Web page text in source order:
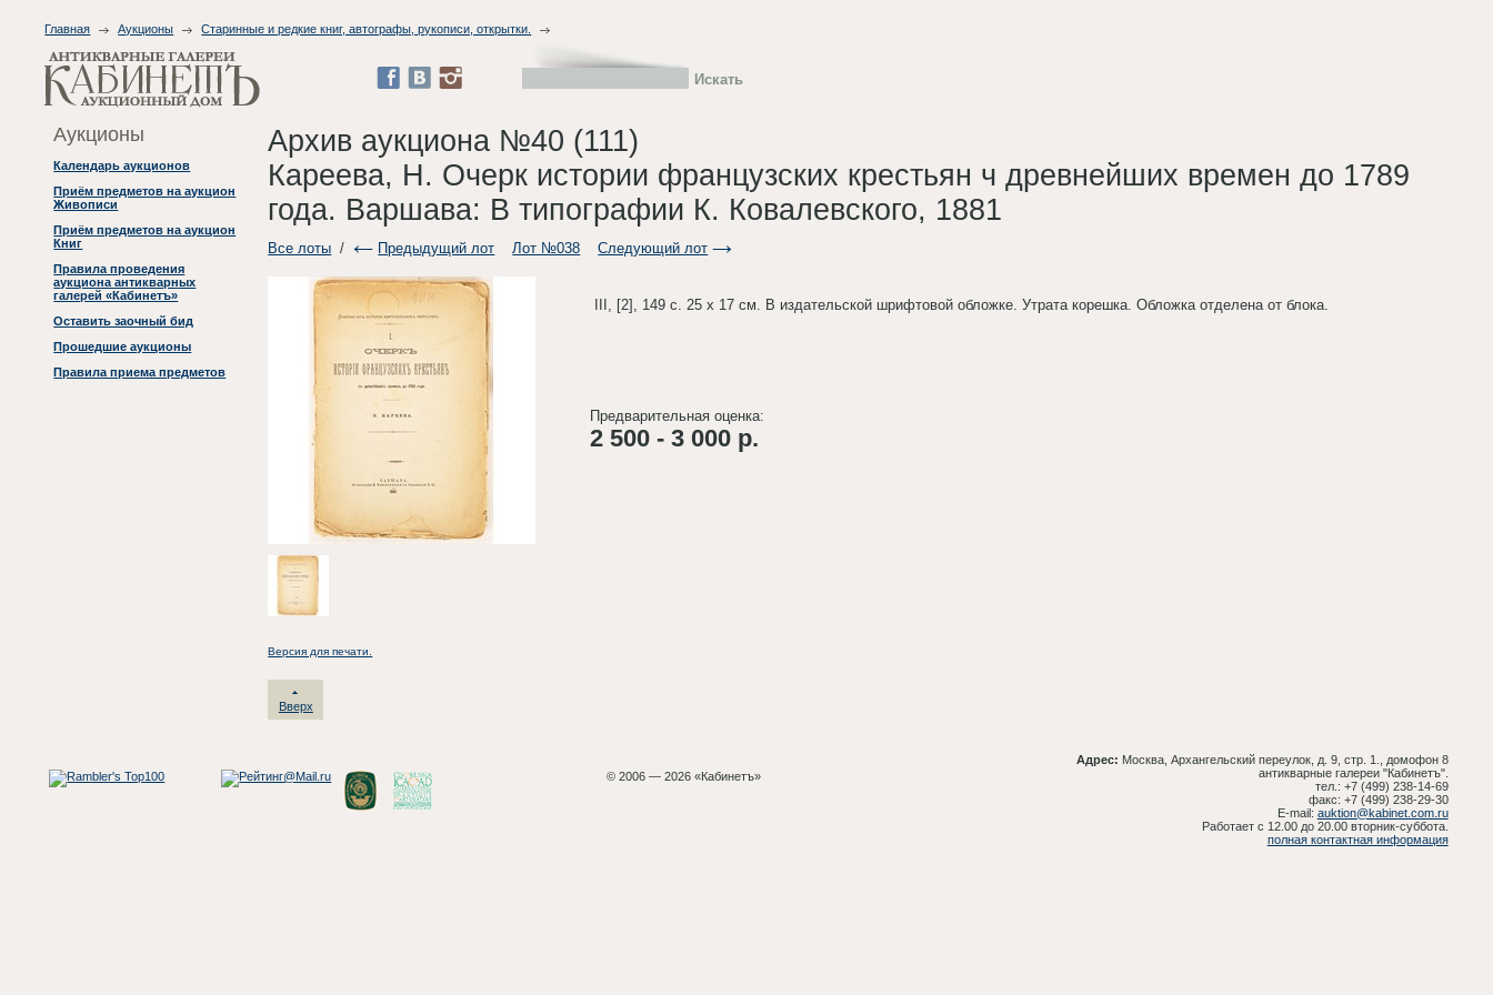
Главная Аукционы Старинные и редкие книг, автографы, рукописи, открытки.
Аукционы
Календарь аукционов
Приём предметов на аукцион
Живописи
Приём предметов на аукцион
Книг
Правила проведения
аукциона антикварных
галерей «Кабинетъ»
Оставить заочный бид
Прошедшие аукционы
Правила приема предметов
Архив аукциона №40 (111)
Кареева, Н. Очерк истории французских крестьян ч древнейших времен до 1789
года. Варшава: В типографии К. Ковалевского, 1881
Все лоты / Предыдущий лот Лот №038 Следующий лот
III, [2], 149 с. 25 х 17 см. В издательской шрифтовой обложке. Утрата корешка. Обложка отделена от блока.
Предварительная оценка:
2 500 - 3 000 р.
Версия для печати.
Вверх
Адрес: Москва, Архангельский переулок, д. 9, стр. 1., домофон 8
антикварные галереи "Кабинетъ".
тел.: +7 (499) 238-14-69
факс: +7 (499) 238-29-30
E-mail: auktion@kabinet.com.ru
Работает с 12.00 до 20.00 вторник-суббота.
полная контактная информация
© 2006 — 2026 «Кабинетъ»